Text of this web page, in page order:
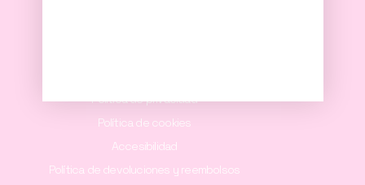
Política de privacidad
Política de cookies
Accesibilidad
Política de devoluciones y reembolsos